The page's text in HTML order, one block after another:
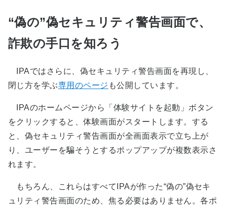
“偽の”偽セキュリティ警告画面で、
詐欺の手口を知ろう
IPAではさらに、偽セキュリティ警告画面を再現し、
閉じ方を学ぶ専用のページ も公開しています。
IPAのホームページから「体験サイトを起動」ボタン
をクリックすると、体験画面がスタートします。する
と、偽セキュリティ警告画面が全画面表示で立ち上が
り、ユーザーを騙そうとするポップアップが複数表示さ
れます。
もちろん、これらはすべてIPAが作った“偽の”偽セキ
ュリティ警告画面のため、焦る必要はありません。各ポ